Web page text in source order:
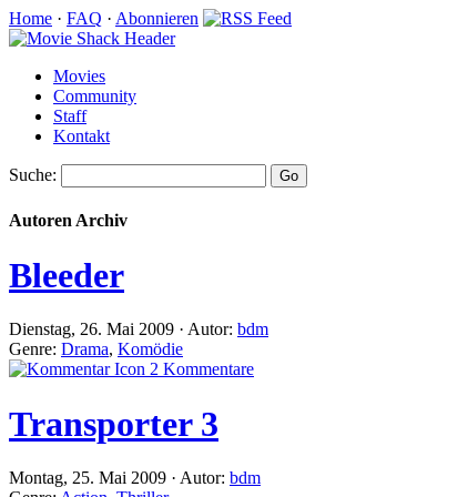
Home · FAQ · Abonnieren
Movies
Community
Staff
Kontakt
Suche:
Autoren Archiv
Bleeder
Dienstag, 26. Mai 2009 · Autor: bdm
Genre: Drama, Komödie
2 Kommentare
Transporter 3
Montag, 25. Mai 2009 · Autor: bdm